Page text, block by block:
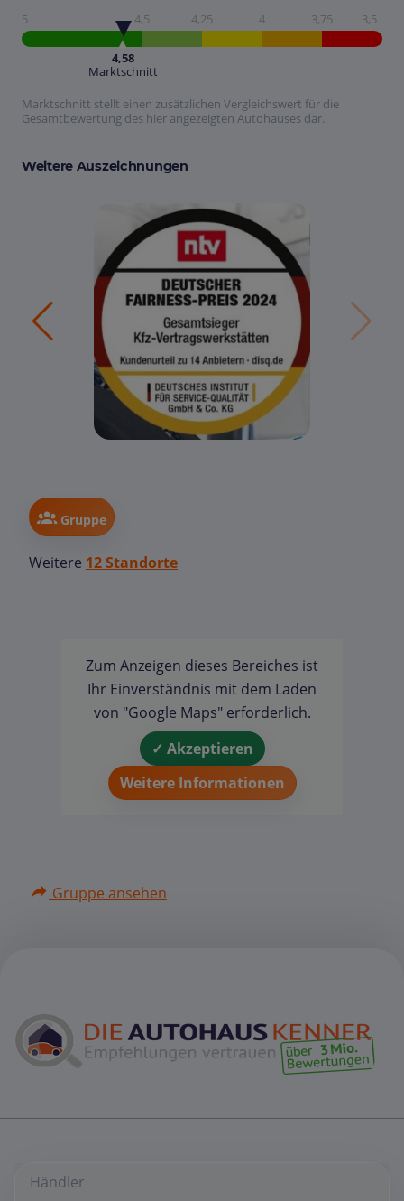
5 4,5 4,25 4 3,75 3,5
4,58
Marktschnitt
Marktschnitt stellt einen zusätzlichen Vergleichswert für die
Gesamtbewertung des hier angezeigten Autohauses dar.
Weitere Auszeichnungen
Gruppe
Weitere 12 Standorte
Zum Anzeigen dieses Bereiches ist
Ihr Einverständnis mit dem Laden
von "Google Maps" erforderlich.
✓ Akzeptieren
Weitere Informationen
Gruppe ansehen
Händler